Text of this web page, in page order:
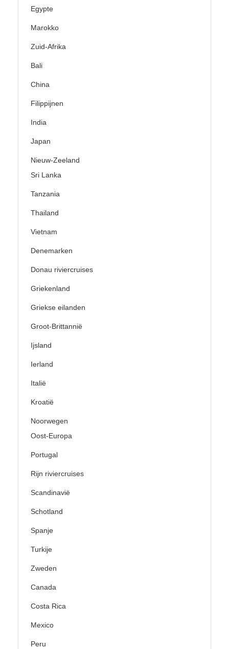
Egypte
Marokko
Zuid-Afrika
Bali
China
Filippijnen
India
Japan
Nieuw-Zeeland
Sri Lanka
Tanzania
Thailand
Vietnam
Denemarken
Donau riviercruises
Griekenland
Griekse eilanden
Groot-Brittannië
Ijsland
Ierland
Italië
Kroatië
Noorwegen
Oost-Europa
Portugal
Rijn riviercruises
Scandinavië
Schotland
Spanje
Turkije
Zweden
Canada
Costa Rica
Mexico
Peru